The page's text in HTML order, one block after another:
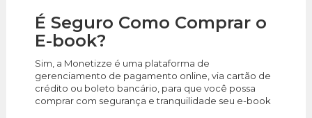
É Seguro Como Comprar o
E-book?
Sim, a Monetizze é uma plataforma de
gerenciamento de pagamento online, via cartão de
crédito ou boleto bancário, para que você possa
comprar com segurança e tranquilidade seu e-book